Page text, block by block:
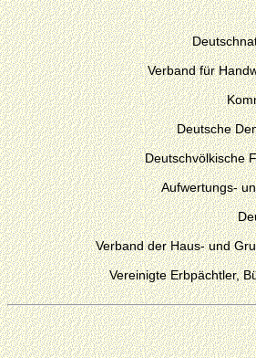
Verband für
Deutsche
Deutschvölkische
Aufwertungs-
Verband der Haus- und
Vereinigte Erbpächtler,